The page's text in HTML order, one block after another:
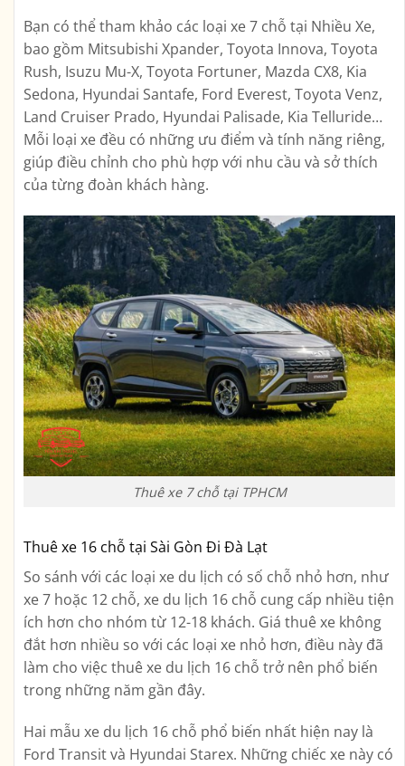
Bạn có thể tham khảo các loại xe 7 chỗ tại Nhiều Xe,
bao gồm Mitsubishi Xpander, Toyota Innova, Toyota
Rush, Isuzu Mu-X, Toyota Fortuner, Mazda CX8, Kia
Sedona, Hyundai Santafe, Ford Everest, Toyota Venz,
Land Cruiser Prado, Hyundai Palisade, Kia Telluride…
Mỗi loại xe đều có những ưu điểm và tính năng riêng,
giúp điều chỉnh cho phù hợp với nhu cầu và sở thích
của từng đoàn khách hàng.
Thuê xe 7 chỗ tại TPHCM
Thuê xe 16 chỗ tại Sài Gòn Đi Đà Lạt
So sánh với các loại xe du lịch có số chỗ nhỏ hơn, như
xe 7 hoặc 12 chỗ, xe du lịch 16 chỗ cung cấp nhiều tiện
ích hơn cho nhóm từ 12-18 khách. Giá thuê xe không
đắt hơn nhiều so với các loại xe nhỏ hơn, điều này đã
làm cho việc thuê xe du lịch 16 chỗ trở nên phổ biến
trong những năm gần đây.
Hai mẫu xe du lịch 16 chỗ phổ biến nhất hiện nay là
Ford Transit và Hyundai Starex. Những chiếc xe này có